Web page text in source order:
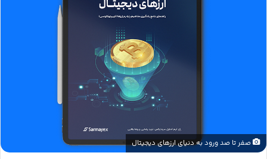
صفر تا صد ورود به دنیای ارزهای دیجیتال